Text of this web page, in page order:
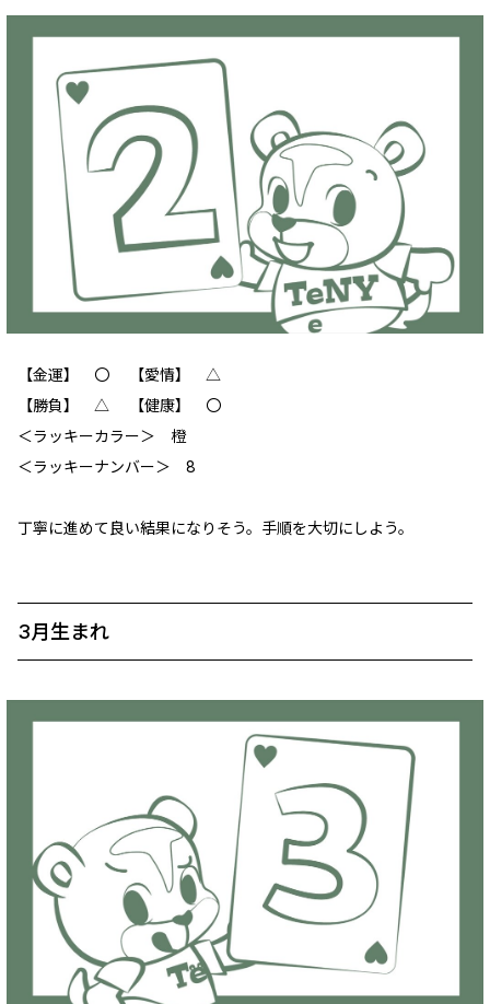
【金運】 〇 【愛情】 △
【勝負】 △ 【健康】 〇
＜ラッキーカラー＞ 橙
＜ラッキーナンバー＞ 8
丁寧に進めて良い結果になりそう。手順を大切にしよう。
3月生まれ